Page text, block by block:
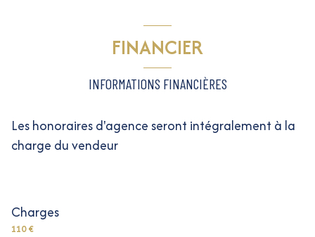
FINANCIER
INFORMATIONS FINANCIÈRES
Les honoraires d'agence seront intégralement à la
charge du vendeur
Charges
110 €